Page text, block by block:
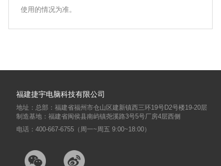
使用的情况为准。
福建捷宇电脑科技有限公司
地址：总部：福建省福州市仓山区建新镇西三环19号D2号楼19-20层
制造基地：福建省闽侯县南屿镇尧溪路3号5号厂房4层西侧
电话：400-667-6755（周一~周五 9:00~18:00）